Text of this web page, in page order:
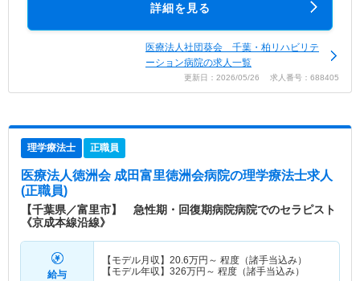
詳細を見る
医療法人社団葵会 千葉・柏リハビリテ
ーション病院の求人一覧
更新日：2026/05/26 求人番号：688405
理学療法士 正職員
医療法人徳洲会 成田富里徳洲会病院の理学療法士求人
(正職員)
【千葉県／富里市】 急性期・回復期病院病院でのセラピスト
《京成本線沿線》
給与
【モデル月収】 20.6万円～ 程度（諸手当込み）
【モデル年収】 326万円～ 程度（諸手当込み）